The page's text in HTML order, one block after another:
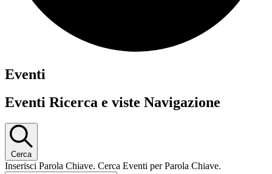
Eventi
Eventi Ricerca e viste Navigazione
Cerca
Inserisci Parola Chiave. Cerca Eventi per Parola Chiave.